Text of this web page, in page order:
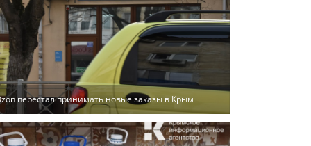
перестал принимать новые заказы в Крым